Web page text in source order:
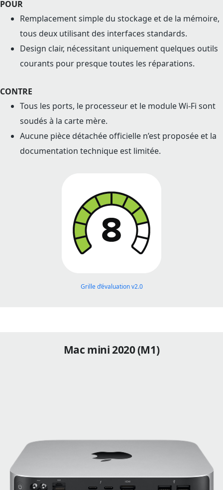
POUR
Remplacement simple du stockage et de la mémoire,
tous deux utilisant des interfaces standards.
Design clair, nécessitant uniquement quelques outils
courants pour presque toutes les réparations.
CONTRE
Tous les ports, le processeur et le module Wi-Fi sont
soudés à la carte mère.
Aucune pièce détachée officielle n’est proposée et la
documentation technique est limitée.
Grille d’évaluation v2.0
Mac mini 2020 (M1)